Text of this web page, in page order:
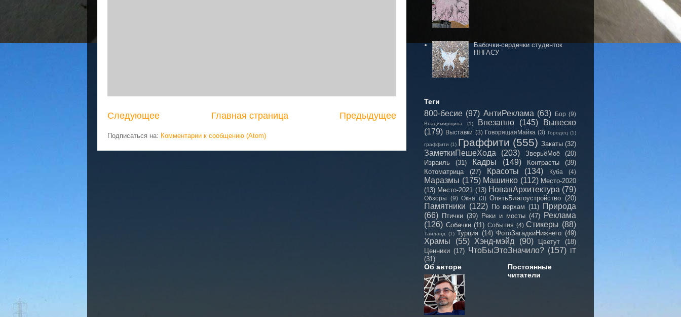
Следующее Предыдущее
Главная страница
Подписаться на: Комментарии к сообщению (Atom)
Бабочки-сердечки студенток
ННГАСУ
Теги
800-бесие (97) АнтиРеклама (63) Бор (9)
Владимирщина (1) Внезапно (145)
Вывеско
(179) Выставки (3) ГоворящаяМайка (3) Городец (1)
граффити (1) Граффити (555) Закаты (32)
ЗаметкиПешеХода (203) ЗверьёМоё
(20)
Израиль
(31) Кадры (149) Контрасты
(39)
Котоматрица
(27) Красоты (134) Куба (4)
Маразмы (175) Машинко (112) Место-2020
(13) Место-2021 (13) НоваяАрхитектура (79)
Обзоры (9) Окна (3) ОпятьБлагоустройство (20)
Памятники (122) По верхам (11)
Природа
(66) Птички (39) Реки и мосты (47) Реклама
(126) Собачки (11) События (4) Стикеры (88)
Таиланд (1) Турция (14) ФотоЗагадкиНижнего (49)
Храмы (55) Хэнд-мэйд (90) Цветут
(18)
Ценники (17) ЧтоБыЭтоЗначило? (157)
IT
(31)
Об авторе
Постоянные
читатели